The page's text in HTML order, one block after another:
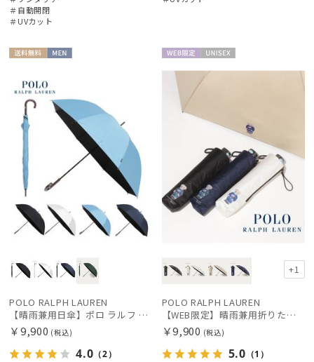
DAKS
ダックス
estaa
エスタ
FLO(A)TUS
フロータス
フルラ
フワクール®
Gracy
グレイシー
＃自動開閉
＃UVカット
POLO RALPH LAUREN
【晴雨兼用日傘】ポロ ラルフ ローレン (POLO RALPH LAUREN) ワンポイント刺繍 遮光100% UVメンズ日傘
￥9,900 (税込)
4.0 （2）
X
+1
POLO RALPH LAUREN
【WEB限定】晴雨兼用折りたたみ日傘 ポロ ラルフ ローレン（POLO RALPH LAUREN）ベア 遮光100 UV100
￥9,900 (税込)
5.0 （1）